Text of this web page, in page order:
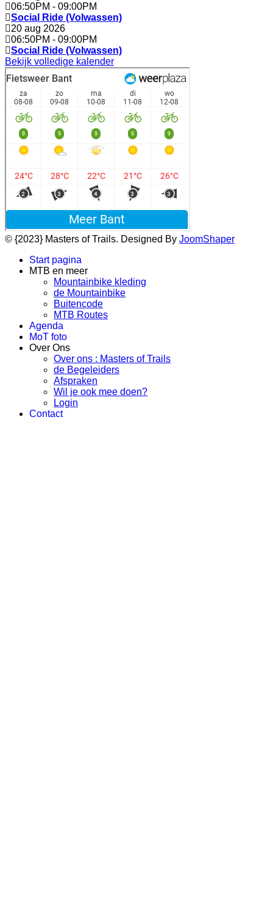
06:50PM - 09:00PM
Social Ride (Volwassen)
20 aug 2026
06:50PM - 09:00PM
Social Ride (Volwassen)
Bekijk volledige kalender
© {2023} Masters of Trails. Designed By JoomShaper
Start pagina
MTB en meer
Mountainbike kleding
de Mountainbike
Buitencode
MTB Routes
Agenda
MoT foto
Over Ons
Over ons : Masters of Trails
de Begeleiders
Afspraken
Wil je ook mee doen?
Login
Contact